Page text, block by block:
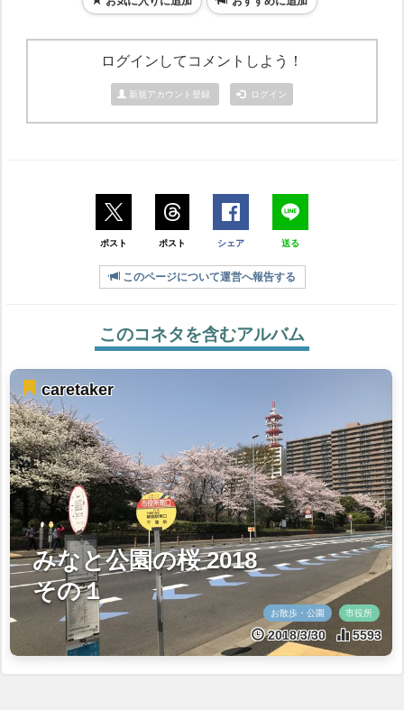
ログインしてコメントしよう！
新規アカウント登録 ログイン
ポスト ポスト シェア 送る
このページについて運営へ報告する
このコネタを含むアルバム
caretaker
みなと公園の桜 2018
その１
お散歩・公園 市役所
2018/3/30 5593